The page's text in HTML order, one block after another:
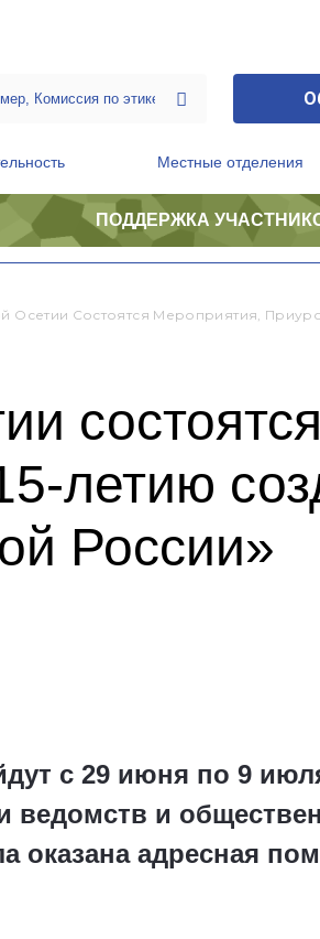
Местные отделения
ПОДДЕРЖКА
Осетии Состоятся Мероприятия,
летию
России»
с 29 июня по 9
ведомств и
оказана адресная